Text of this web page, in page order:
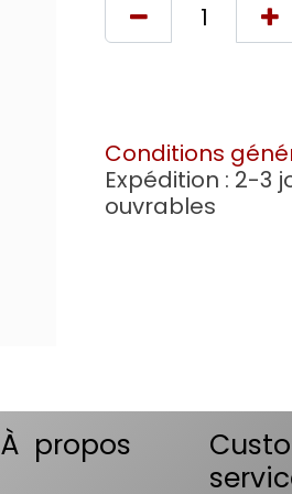
Conditions
Expédition : 2-3
ouvrables
À propos